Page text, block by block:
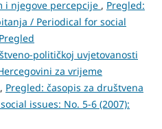
i njegove percepcije , Pregled:
/ Periodical for social
političkoj uvjetovanosti
za vrijeme
, Pregled: časopis za društvena
issues: No. 5-6 (2007):